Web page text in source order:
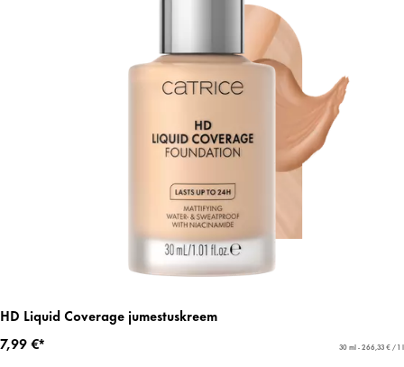
HD Liquid Coverage jumestuskreem
7,99 €*
30 ml - 266,33 € / 1 l